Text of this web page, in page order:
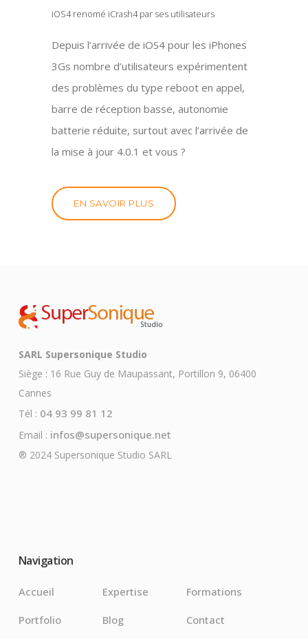
iOS4 renomé iCrash4 par ses utilisateurs
Depuis l’arrivée de iOS4 pour les iPhones
3Gs nombre d’utilisateurs expérimentent
des problèmes du type reboot en appel,
barre de réception basse, autonomie
batterie réduite, surtout avec l’arrivée de
la mise à jour 4.0.1 et vous ?
EN SAVOIR PLUS
SARL Supersonique Studio
Siège : 16 Rue Guy de Maupassant, Portillon 9, 06400
Cannes
Tél : 04 93 99 81 12
Email : infos@supersonique.net
® 2024 Supersonique Studio SARL
Navigation
Accueil Expertise Formations
Portfolio Blog Contact